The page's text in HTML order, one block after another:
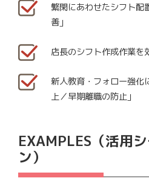
繁閑にあわせたシフト配
善」
店長のシフト作成作業を
新人教育・フォロー強化
上／早期離職の防止」
EXAMPLES（活用
ン）